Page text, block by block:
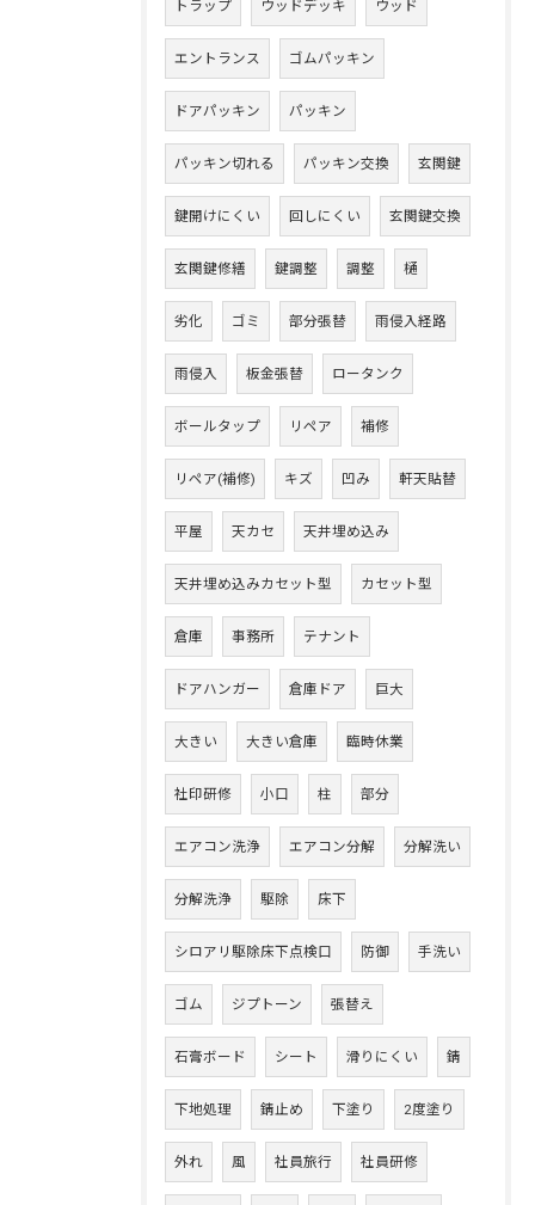
トラップ ウッドデッキ ウッド
エントランス ゴムパッキン
ドアパッキン パッキン
パッキン切れる パッキン交換 玄関鍵
鍵開けにくい 回しにくい 玄関鍵交換
玄関鍵修繕 鍵調整 調整 樋
劣化 ゴミ 部分張替 雨侵入経路
雨侵入 板金張替 ロータンク
ボールタップ リペア 補修
リペア(補修) キズ 凹み 軒天貼替
平屋 天カセ 天井埋め込み
天井埋め込みカセット型 カセット型
倉庫 事務所 テナント
ドアハンガー 倉庫ドア 巨大
大きい 大きい倉庫 臨時休業
社印研修 小口 柱 部分
エアコン洗浄 エアコン分解 分解洗い
分解洗浄 駆除 床下
シロアリ駆除床下点検口 防御 手洗い
ゴム ジプトーン 張替え
石膏ボード シート 滑りにくい 錆
下地処理 錆止め 下塗り 2度塗り
外れ 風 社員旅行 社員研修